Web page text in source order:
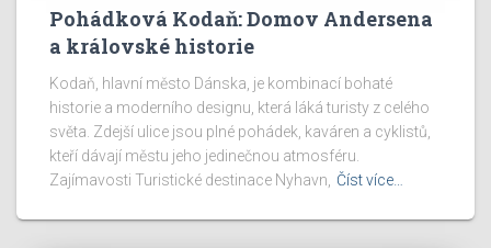
Pohádková Kodaň: Domov Andersena
a královské historie
Kodaň, hlavní město Dánska, je kombinací bohaté
historie a moderního designu, která láká turisty z celého
světa. Zdejší ulice jsou plné pohádek, kaváren a cyklistů,
kteří dávají městu jeho jedinečnou atmosféru.
Zajímavosti Turistické destinace Nyhavn, Číst více…